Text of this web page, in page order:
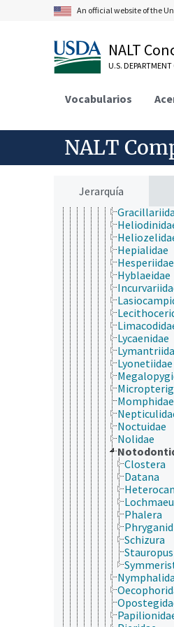
An official website of the
NALT
U.S.
Vocabularios
NALT
Jerarquía
Cossidae
Dioptidae
Galacticidae
Gelechiidae
Geometridae
Hepialidae
Hesperiidae
Hyblaeidae
Lycaenidae
Lyonetiidae
Momphidae
Noctuidae
Nolidae
Clostera
Datana
Phalera
Schizura
Stauropus